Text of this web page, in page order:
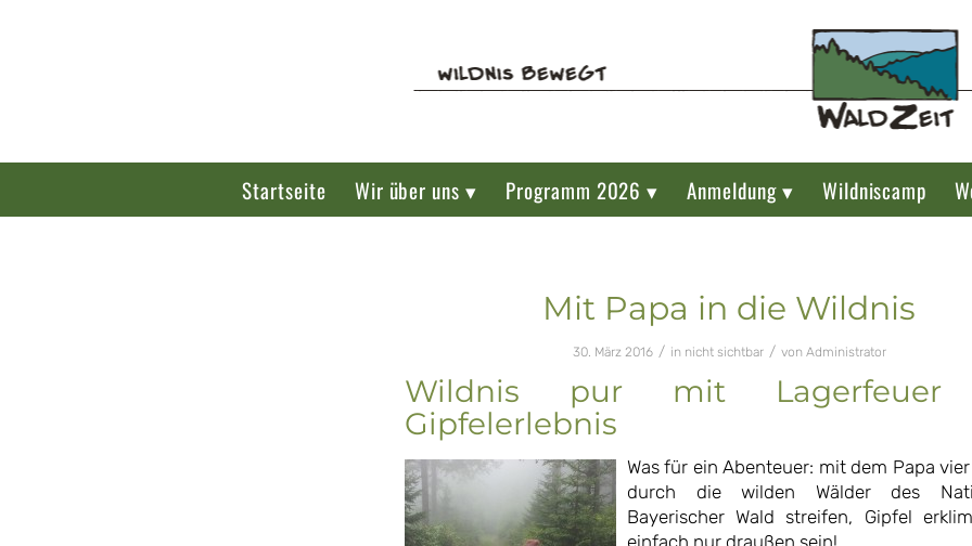
Startseite Wir über uns ▾ Programm 2026 ▾ Anmeldung ▾ Wildniscamp
Mit Papa in die Wildnis
30. März 2016 / in nicht sichtbar / von Administrator
Wildnis pur mit Lagerfeuer
Gipfelerlebnis
Was für ein Abenteuer: mit dem Papa vier
durch die wilden Wälder des
Bayerischer Wald streifen, Gipfel